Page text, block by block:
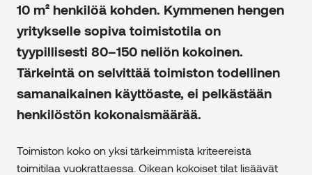
10 m² henkilöä kohden. Kymmenen hengen
yritykselle sopiva toimistotila on
tyypillisesti 80–150 neliön kokoinen.
Tärkeintä on selvittää toimiston todellinen
samanaikainen käyttöaste, ei pelkästään
henkilöstön kokonaismäärää.
Toimiston koko on yksi tärkeimmistä kriteereistä
toimitilaa vuokrattaessa. Oikean kokoiset tilat lisäävät